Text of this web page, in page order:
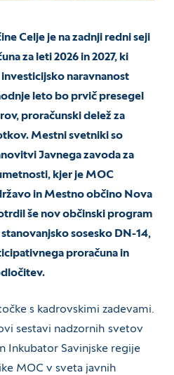
Celje je na zadnji redni seji
za leti 2026 in 2027, ki
naravnanost
leto bo prvič presegel
proračunski delež za
Mestni svetniki so
Javnega zavoda za
kjer je MOC
in Mestno občino Nova
še nov občinski program
sosesko DN-14,
proračuna in
s kadrovskimi zadevami.
sestavi nadzornih svetov
Inkubator Savinjske regije
MOC v sveta javnih